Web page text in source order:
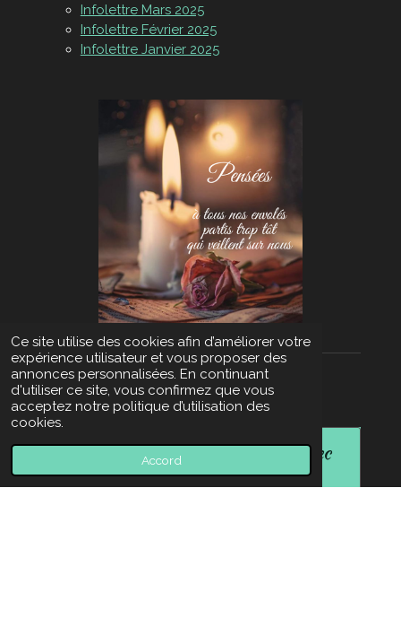
Ce site utilise des cookies afin d’améliorer votre
expérience utilisateur et vous proposer des
annonces personnalisées. En continuant
d'utiliser ce site, vous confirmez que vous
acceptez notre politique d’utilisation des
cookies.
Accord
Infolettre Mars 2025
Infolettre Février 2025
Infolettre Janvier 2025
Créez votre propre site internet avec
Webador